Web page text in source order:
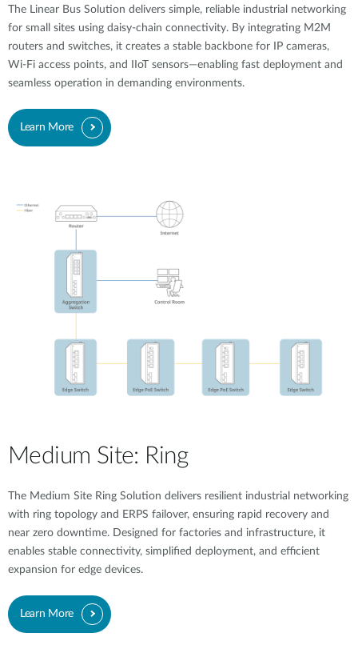
mydlink
Σημεία Πώλησης
Accessories
Σημεία Πώλησης
Videos
Υποστήριξη
Tech Alerts
Contact
Support Portal
The Linear Bus Solution delivers simple, reliable industrial networking
for small sites using daisy-chain connectivity. By integrating M2M
routers and switches, it creates a stable backbone for IP cameras,
Wi-Fi access points, and IIoT sensors—enabling fast deployment and
seamless operation in demanding environments.
Learn More
Medium Site: Ring
The Medium Site Ring Solution delivers resilient industrial networking
with ring topology and ERPS failover, ensuring rapid recovery and
near zero downtime. Designed for factories and infrastructure, it
enables stable connectivity, simplified deployment, and efficient
expansion for edge devices.
Learn More